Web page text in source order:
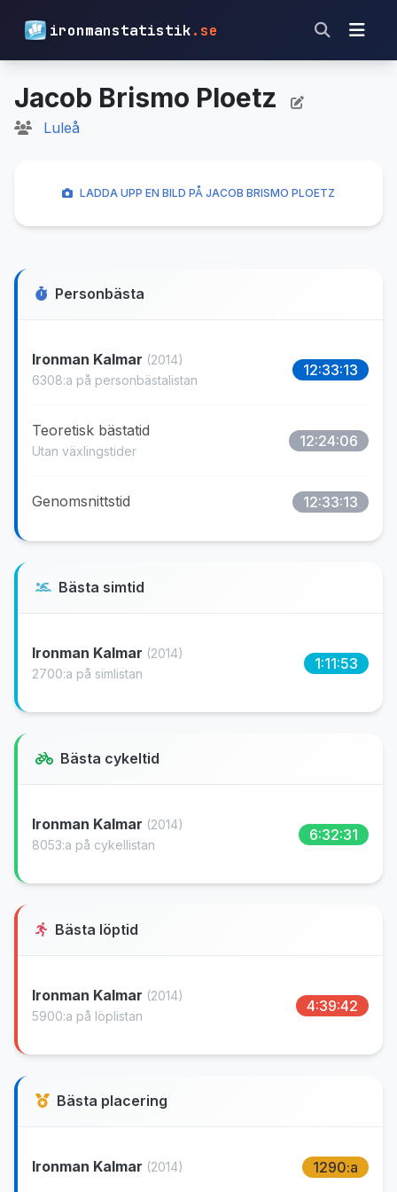
ironmanstatistik.se
Jacob Brismo Ploetz
Luleå
Personbästa
Ironman Kalmar (2014)
6308:a på personbästalistan
12:33:13
Teoretisk bästatid
Utan växlingstider
12:24:06
Genomsnittstid 12:33:13
Bästa simtid
Ironman Kalmar (2014)
2700:a på simlistan
1:11:53
Bästa cykeltid
Ironman Kalmar (2014)
8053:a på cykellistan
6:32:31
Bästa löptid
Ironman Kalmar (2014)
5900:a på löplistan
4:39:42
Bästa placering
Ironman Kalmar (2014) 1290:a
LADDA UPP EN BILD PÅ JACOB BRISMO PLOETZ